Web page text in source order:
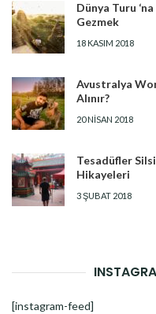
Dünya Turu ‘na
Gezmek
18 KASIM 2018
Avustralya
Alınır?
20 NISAN 2018
Tesadüfler
Hikayeleri
3 ŞUBAT 2018
[instagram-feed]